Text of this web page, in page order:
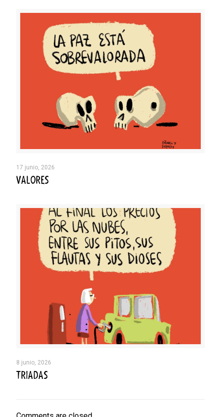
17 junio, 2026
VALORES
8 junio, 2026
TRIADAS